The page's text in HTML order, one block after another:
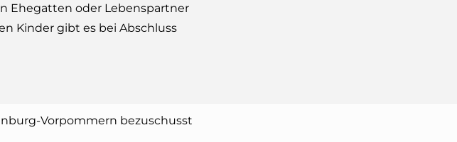
Ehegatten oder Lebenspartner
Kinder gibt es bei Abschluss
Vorpommern bezuschusst